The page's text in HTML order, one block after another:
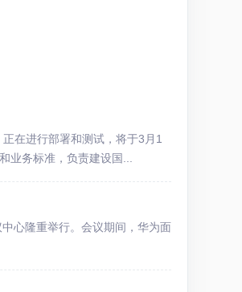
在进行部署和测试，将于3月1
业务标准，负责建设国...
心隆重举行。会议期间，华为面